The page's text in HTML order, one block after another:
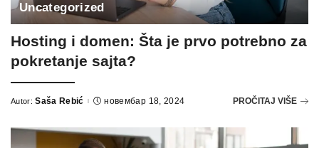
Uncategorized
Hosting i domen: Šta je prvo potrebno za
pokretanje sajta?
Posted
Autor: Saša Rebić новембар 18, 2024 PROČITAJ VIŠE